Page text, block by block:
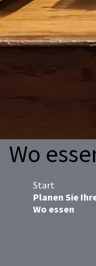
Wo
Start
Planen Sie
Wo essen